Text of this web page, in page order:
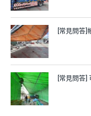
[常見問答]
[常見問答]